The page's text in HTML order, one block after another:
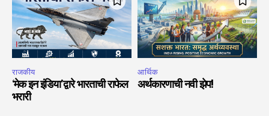
राजकीय
‘मेक इन इंडिया’द्वारे भारताची राफेल
भरारी
आर्थिक
अर्थकारणाची नवी झेप!